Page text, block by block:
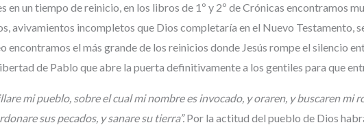
en un tiempo de reinicio, en los libros de 1º y 2º de Crónicas encontramos
avivamientos incompletos que Dios completaría en el Nuevo Testamento,
encontramos el más grande de los reinicios donde Jesús rompe el silencio
de Pablo que abre la puerta definitivamente a los gentiles para que
mi pueblo, sobre el cual mi nombre es invocado, y oraren, y buscaren
sus pecados, y sanare su tierra”.Por la actitud del pueblo de Dios